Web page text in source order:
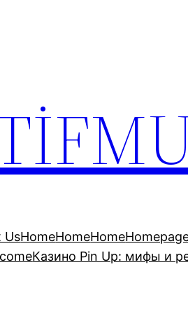
UsHomeHomeHome
Казино Pin Up: мифы и